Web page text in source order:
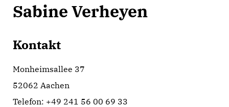
Sabine Verheyen
Kontakt
Monheimsallee 37
52062 Aachen
Telefon: +49 241 56 00 69 33